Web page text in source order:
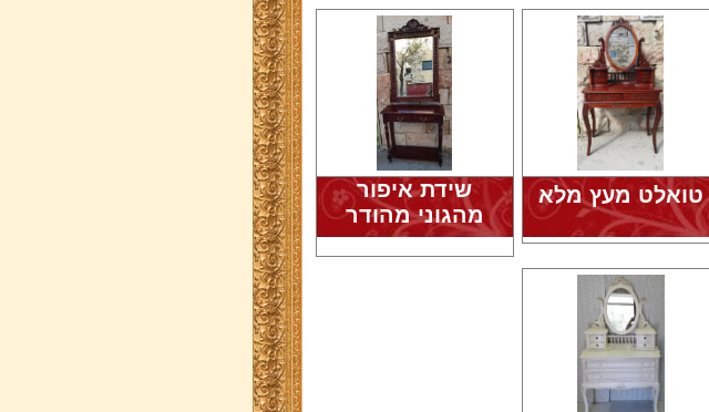
טואלט מעץ מלא
שידת איפור
מהגוני מהודר